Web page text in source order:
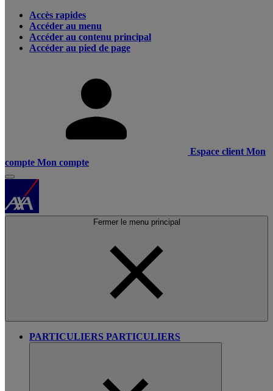
Accès rapides
Accéder au menu
Accéder au contenu principal
Accéder au pied de page
Espace client Mon
compte Mon compte
Fermer le menu principal
PARTICULIERS PARTICULIERS